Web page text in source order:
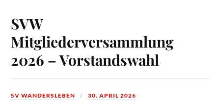
SVW
Mitgliederversammlung
2026 – Vorstandswahl
SV WANDERSLEBEN 30. APRIL 2026